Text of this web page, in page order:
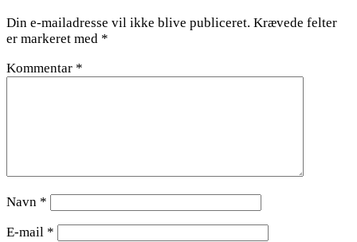
Din e-mailadresse vil ikke blive publiceret. Krævede felter
er markeret med *
Kommentar *
Navn *
E-mail *